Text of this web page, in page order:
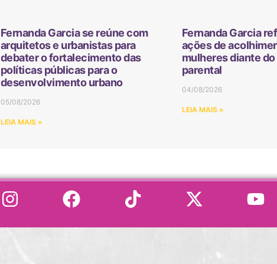
Fernanda Garcia se reúne com
arquitetos e urbanistas para
debater o fortalecimento das
políticas públicas para o
desenvolvimento urbano
05/08/2026
LEIA MAIS »
Fernanda Garcia
ações de
mulheres diante
parental
04/08/2026
LEIA MAIS »